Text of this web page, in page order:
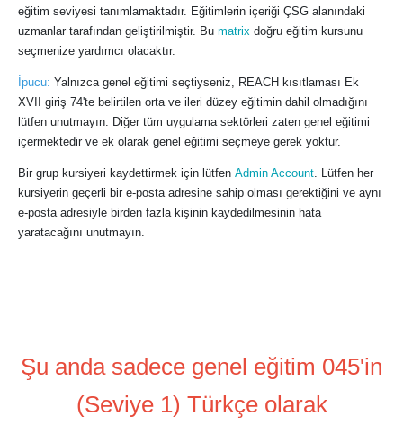
eğitim seviyesi tanımlamaktadır. Eğitimlerin içeriği ÇSG alanındaki
uzmanlar tarafından geliştirilmiştir. Bu matrix doğru eğitim kursunu
seçmenize yardımcı olacaktır.
İpucu: Yalnızca genel eğitimi seçtiyseniz, REACH kısıtlaması Ek
XVII giriş 74'te belirtilen orta ve ileri düzey eğitimin dahil olmadığını
lütfen unutmayın. Diğer tüm uygulama sektörleri zaten genel eğitimi
içermektedir ve ek olarak genel eğitimi seçmeye gerek yoktur.
Bir grup kursiyeri kaydettirmek için lütfen Admin Account. Lütfen her
kursiyerin geçerli bir e-posta adresine sahip olması gerektiğini ve aynı
e-posta adresiyle birden fazla kişinin kaydedilmesinin hata
yaratacağını unutmayın.
Şu anda sadece genel eğitim 045'in
(Seviye 1) Türkçe olarak